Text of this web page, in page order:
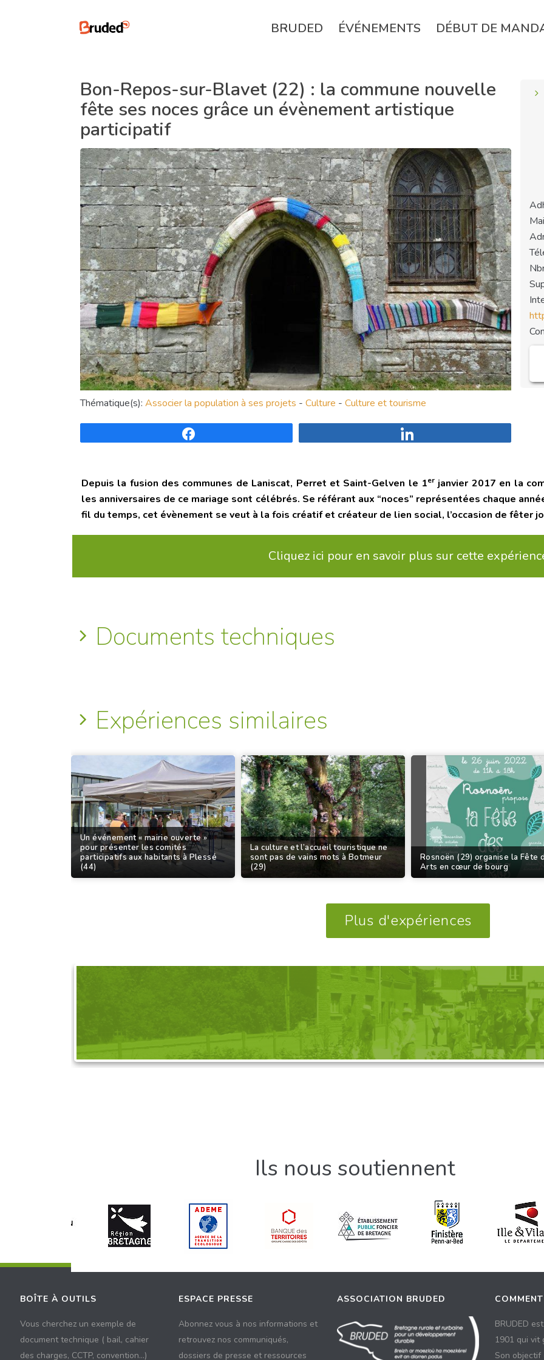
BRUDED ÉVÉNEMENTS DÉBUT DE
Bon-Repos-sur-Blavet (22) : la commune nouvelle
fête ses noces grâce un évènement artistique
participatif
Thématique(s): Associer la population à ses projets - Culture - Culture et tourisme
Depuis la fusion des communes de Laniscat, Perret et Saint-Gelven le 1er janvier 2017 en la
les anniversaires de ce mariage sont célébrés. Se référant aux “noces” représentées chaque
fil du temps, cet évènement se veut à la fois créatif et créateur de lien social, l’occasion de fêter
Cliquez ici pour en savoir plus sur cette
Documents techniques
Expériences similaires
Un événement « mairie ouverte »
pour présenter les comités
participatifs aux habitants à Plessé
(44)
La culture et l’accueil touristique ne
sont pas de vains mots à Botmeur
(29)
Rosnoën (29) organise la Fête
Arts en cœur de bourg
Plus d'expériences
DEMANDEZ L'ORGANISATION D'UNE VISITE,
Découvrez nos propositions
Ils nous soutiennent
BOÎTE À OUTILS
Vous cherchez un exemple de
document technique ( bail, cahier
des charges, CCTP, convention...)
ESPACE PRESSE
Abonnez vous à nos informations et
retrouvez nos communiqués,
dossiers de presse et ressources
ASSOCIATION BRUDED
BRUDED
1901 qui vit
Son